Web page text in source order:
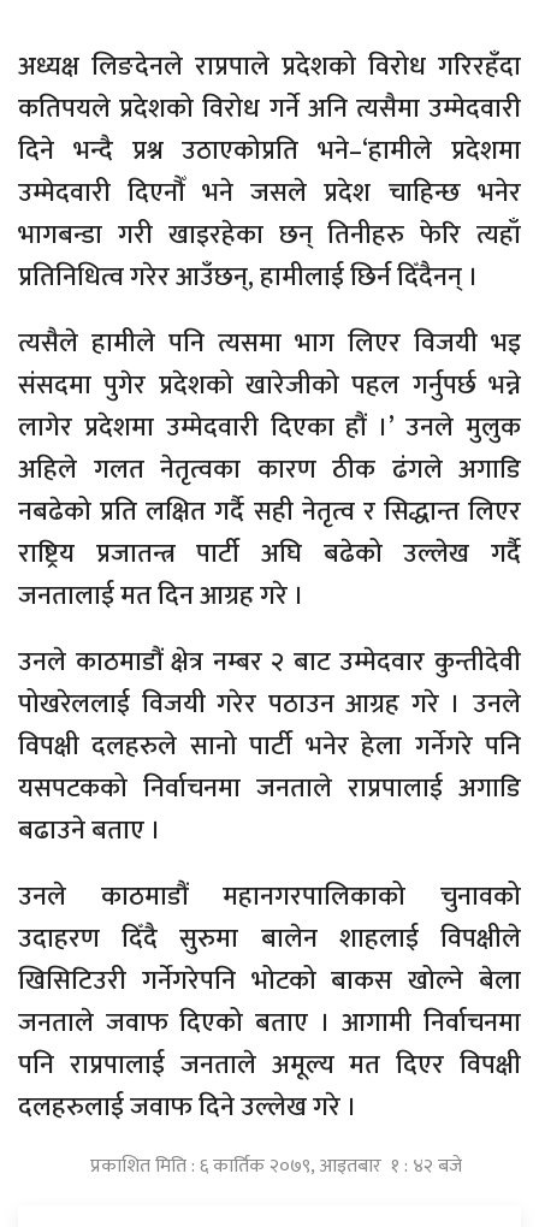
अध्यक्ष लिङदेनले राप्रपाले प्रदेशको विरोध गरिरहँदा
कतिपयले प्रदेशको विरोध गर्ने अनि त्यसैमा उम्मेदवारी
दिने भन्दै प्रश्न उठाएकोप्रति भने–‘हामीले प्रदेशमा
उम्मेदवारी दिएनौँ भने जसले प्रदेश चाहिन्छ भनेर
भागबन्डा गरी खाइरहेका छन् तिनीहरु फेरि त्यहाँ
प्रतिनिधित्व गरेर आउँछन्, हामीलाई छिर्न दिँदैनन् ।
त्यसैले हामीले पनि त्यसमा भाग लिएर विजयी भइ
संसदमा पुगेर प्रदेशको खारेजीको पहल गर्नुपर्छ भन्ने
लागेर प्रदेशमा उम्मेदवारी दिएका हौं ।’ उनले मुलुक
अहिले गलत नेतृत्वका कारण ठीक ढंगले अगाडि
नबढेको प्रति लक्षित गर्दै सही नेतृत्व र सिद्धान्त लिएर
राष्ट्रिय प्रजातन्त्र पार्टी अघि बढेको उल्लेख गर्दै
जनतालाई मत दिन आग्रह गरे ।
उनले काठमाडौं क्षेत्र नम्बर २ बाट उम्मेदवार कुन्तीदेवी
पोखरेललाई विजयी गरेर पठाउन आग्रह गरे । उनले
विपक्षी दलहरुले सानो पार्टी भनेर हेला गर्नेगरे पनि
यसपटकको निर्वाचनमा जनताले राप्रपालाई अगाडि
बढाउने बताए ।
उनले काठमाडौं महानगरपालिकाको चुनावको
उदाहरण दिँदै सुरुमा बालेन शाहलाई विपक्षीले
खिसिटिउरी गर्नेगरेपनि भोटको बाकस खोल्ने बेला
जनताले जवाफ दिएको बताए । आगामी निर्वाचनमा
पनि राप्रपालाई जनताले अमूल्य मत दिएर विपक्षी
दलहरुलाई जवाफ दिने उल्लेख गरे ।
प्रकाशित मिति : ६ कार्तिक २०७९, आइतबार १ : ४२ बजे